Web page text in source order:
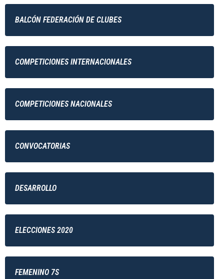
BALCÓN FEDERACIÓN DE CLUBES
COMPETICIONES INTERNACIONALES
COMPETICIONES NACIONALES
CONVOCATORIAS
DESARROLLO
ELECCIONES 2020
FEMENINO 7S